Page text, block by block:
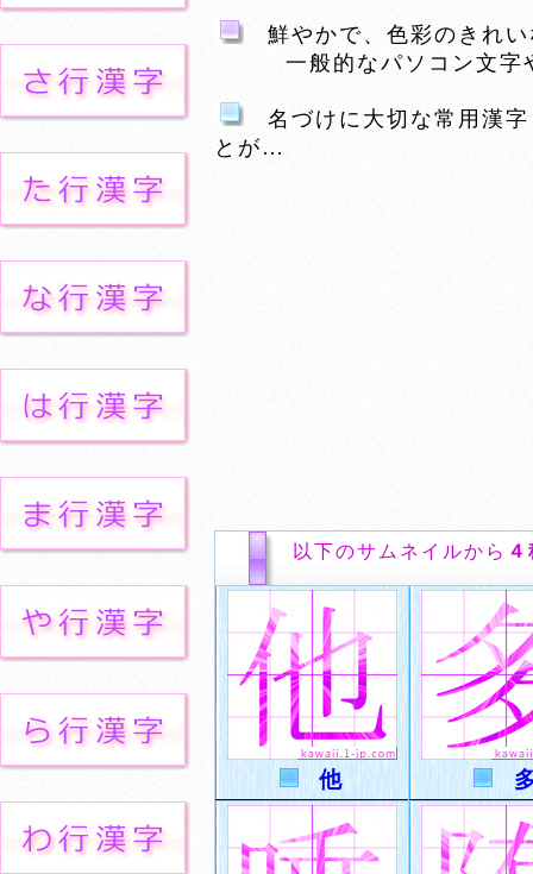
鮮やかで、色彩のきれい
一般的なパソコン文字や
名づけに大切な常用漢字
とが…
以下のサムネイルから
他